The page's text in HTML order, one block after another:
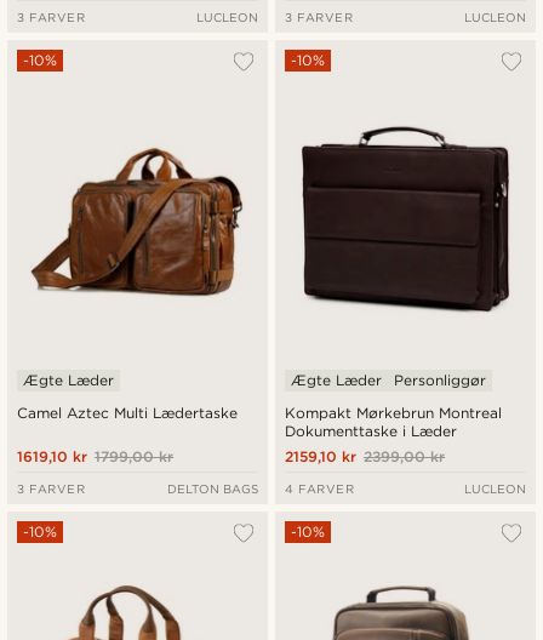
3 FARVER LUCLEON 3 FARVER LUCLEON
Camel Aztec Multi Lædertaske
-10%
Ægte Læder
1799,00 kr
1619,10 kr
3 FARVER DELTON BAGS
Kompakt Mørkebrun Montreal
Dokumenttaske i Læder
-10%
Ægte Læder Personliggør
2399,00 kr
2159,10 kr
4 FARVER LUCLEON
-10% -10%